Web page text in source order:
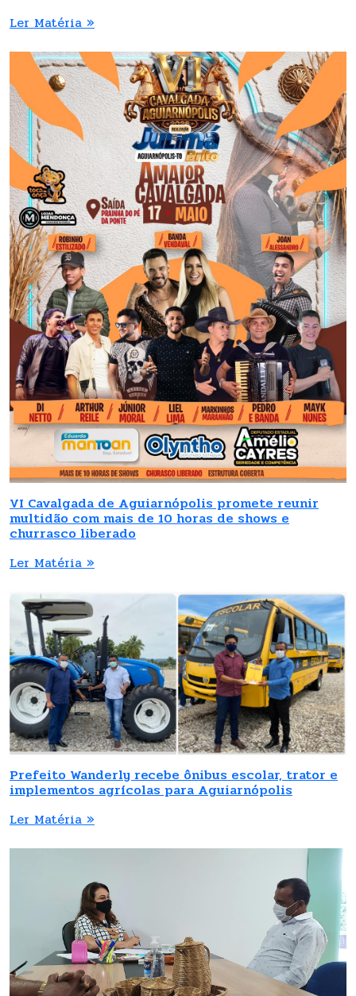
Ler Matéria »
VI Cavalgada de Aguiarnópolis promete reunir
multidão com mais de 10 horas de shows e
churrasco liberado
Ler Matéria »
Prefeito Wanderly recebe ônibus escolar, trator e
implementos agrícolas para Aguiarnópolis
Ler Matéria »